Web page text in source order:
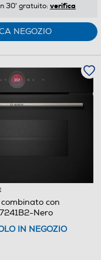
30' gratuito: verifica
NEGOZIO
con
Nero
IN NEGOZIO